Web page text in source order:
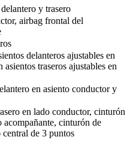
y trasero
airbag frontal del
delanteros ajustables en
asientos traseros ajustables en
en asiento conductor y
en lado conductor, cinturón
acompañante, cinturón de
central de 3 puntos